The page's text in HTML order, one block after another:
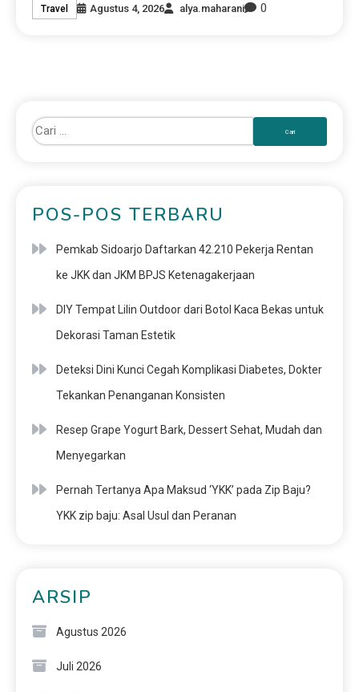
Travel Agustus 4, 2026 alya.maharani 0
POS-POS TERBARU
Pemkab Sidoarjo Daftarkan 42.210 Pekerja Rentan
ke JKK dan JKM BPJS Ketenagakerjaan
DIY Tempat Lilin Outdoor dari Botol Kaca Bekas untuk
Dekorasi Taman Estetik
Deteksi Dini Kunci Cegah Komplikasi Diabetes, Dokter
Tekankan Penanganan Konsisten
Resep Grape Yogurt Bark, Dessert Sehat, Mudah dan
Menyegarkan
Pernah Tertanya Apa Maksud ‘YKK’ pada Zip Baju?
YKK zip baju: Asal Usul dan Peranan
ARSIP
Agustus 2026
Juli 2026